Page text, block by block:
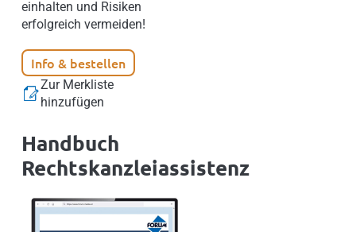
einhalten und Risiken
erfolgreich vermeiden!
Info & bestellen
Zur Merkliste
hinzufügen
Handbuch
Rechtskanzleiassistenz